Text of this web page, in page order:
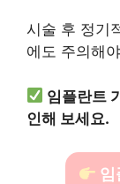
시술 후 정기
에도 주의해
임플란트
인해 보세요.
임